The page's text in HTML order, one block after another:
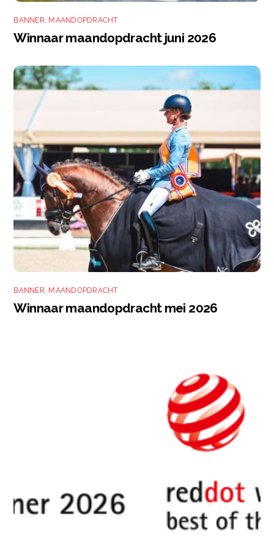
BANNER MAANDOPDRACHT
Winnaar maandopdracht juni 2026
BANNER, MAANDOPDRACHT
Winnaar maandopdracht mei 2026